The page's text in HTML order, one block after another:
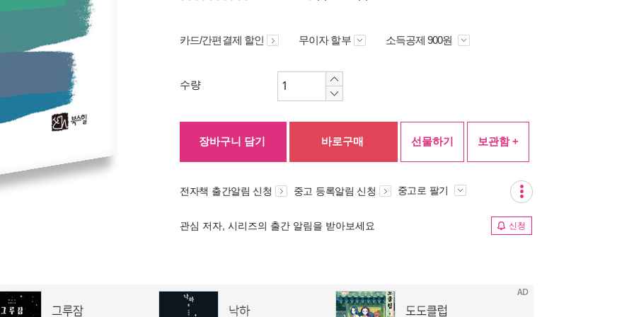
카드/간편결제 할인 무이자 할부 소득공제 900원
수량
장바구니 담기 바로구매 선물하기 보관함 +
전자책 출간알림 신청 중고 등록알림 신청 중고로 팔기
관심 저자, 시리즈의 출간 알림을 받아보세요 신청